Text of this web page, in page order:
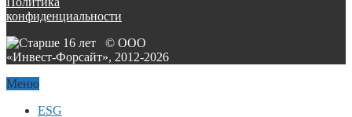
конфиденциальности
© ООО
«Инвест-Форсайт», 2012-2026
Меню
ESG